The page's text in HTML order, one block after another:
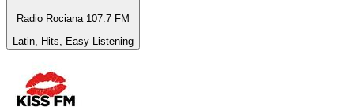
Radio Rociana 107.7 FM
Latin, Hits, Easy Listening